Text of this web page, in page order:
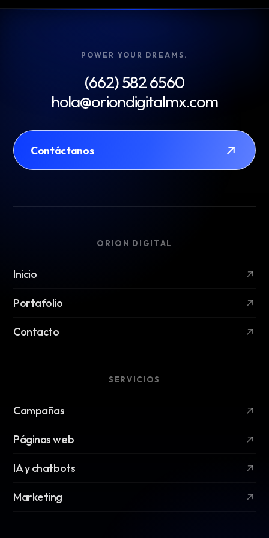
POWER YOUR DREAMS.
(662) 582 6560
hola@oriondigitalmx.com
Contáctanos
ORION DIGITAL
Inicio
Portafolio
Contacto
SERVICIOS
Campañas
Páginas web
IA y chatbots
Marketing